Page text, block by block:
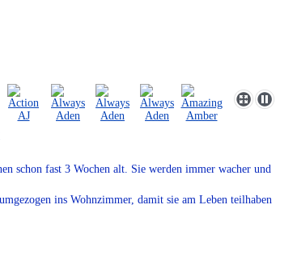
schon fast 3 Wochen alt. Sie werden immer wacher und
ins Wohnzimmer, damit sie am Leben teilhaben